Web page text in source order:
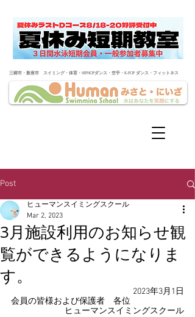
​三郷市・新座市 スイミング・体育・HIPHOPダンス・空手・K-POP ダンス・フィットネス
Post
3月施設利用のお知らせ観
覧ができるようになりま
す。
ヒューマンスイミングスクール
Mar 2, 2023
2023年3月1日
会員の皆様および保護者　各位
ヒューマンスイミングスクール